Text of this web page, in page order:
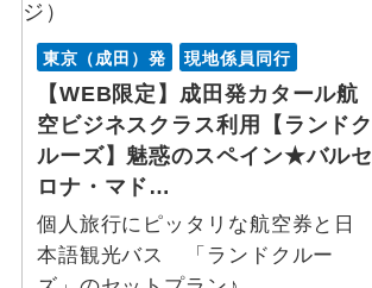
東京（成田）発 現地係員同行
【WEB限定】成田発カタール航
空ビジネスクラス利用【ランドク
ルーズ】魅惑のスペイン★バルセ
ロナ・マド…
個人旅行にピッタリな航空券と日
本語観光バス 「ランドクルー